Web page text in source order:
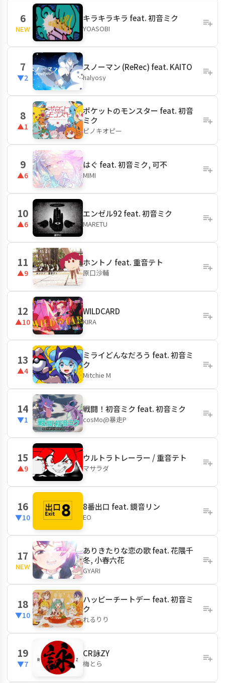
6
NEW
キラキラキラ feat. 初音ミク
YOASOBI
7
▼2
スノーマン (ReRec) feat. KAITO
halyosy
8
▲1
ポケットのモンスター feat. 初音
ミク
ピノキオピー
9
▲6
はぐ feat. 初音ミク, 可不
MIMI
10
▲6
エンゼル92 feat. 初音ミク
MARETU
11
▲9
ホントノ feat. 重音テト
原口沙輔
12
▲10
WILDCARD
KIRA
13
▲4
ミライどんなだろう feat. 初音ミ
ク
Mitchie M
14
▼1
戦闘！初音ミク feat. 初音ミク
cosMo@暴走P
15
▲9
ウルトラトレーラー / 重音テト
マサラダ
16
▼10
8番出口 feat. 鏡音リン
EO
17
NEW
ありきたりな恋の歌 feat. 花隈千
冬, 小春六花
GYARI
18
▼10
ハッピーチートデー feat. 初音ミ
ク
れるりり
19
▼7
CR詠ZY
梅とら